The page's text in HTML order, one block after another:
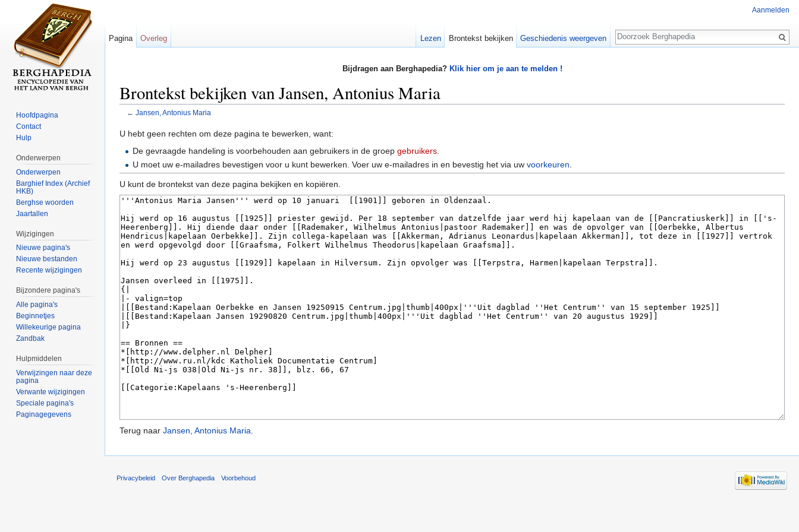
Bijdragen aan Berghapedia? Klik hier om je aan te melden !
Brontekst bekijken van Jansen, Antonius Maria
← Jansen, Antonius Maria
U hebt geen rechten om deze pagina te bewerken, want:
De gevraagde handeling is voorbehouden aan gebruikers in de groepgebruikers
U moet uw e-mailadres bevestigen voor u kunt bewerken. Voer uw e-mailadres in en bevestig het via uwvoorkeuren
U kunt de brontekst van deze pagina bekijken en kopiëren.
Terug naar Jansen, Antonius Maria.
Aanmelden
Pagina Overleg Lezen Brontekst bekijken Geschiedenis weergeven
Zoeken
Hoofdpagina
Contact
Hulp
Onderwerpen
Onderwerpen
Barghief Index (Archief
HKB)
Berghse woorden
Jaartallen
Wijzigingen
Nieuwe pagina's
Nieuwe bestanden
Recente wijzigingen
Bijzondere pagina's
Alle pagina's
Beginnetjes
Willekeurige pagina
Zandbak
Hulpmiddelen
Verwijzingen naar deze
pagina
Verwante wijzigingen
Speciale pagina's
Paginagegevens
Privacybeleid Over Berghapedia Voorbehoud